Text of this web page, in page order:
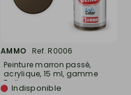
AMMO
Ref. R0006
Peinture marron passé,
acrylique, 15 ml, gamme
Rail...
Indisponible